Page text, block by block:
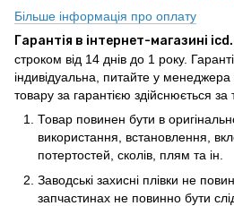
Більше інформація про оплату
Гарантія в інтернет-магазині
строком від 14 днів до 1 року.
індивідуальна, питайте у
товару за гарантією здійснюється за
Товар повинен бути в
використання, встановлення,
потертостей, сколів, плям та ін.
Заводські захисні плівки не
запчастинах не повинно бути